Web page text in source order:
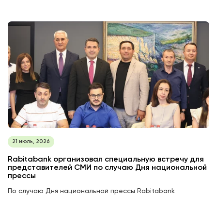
21 июль, 2026
Rabitabank организовал специальную встречу для
представителей СМИ по случаю Дня национальной
прессы
По случаю Дня национальной прессы Rabitabank